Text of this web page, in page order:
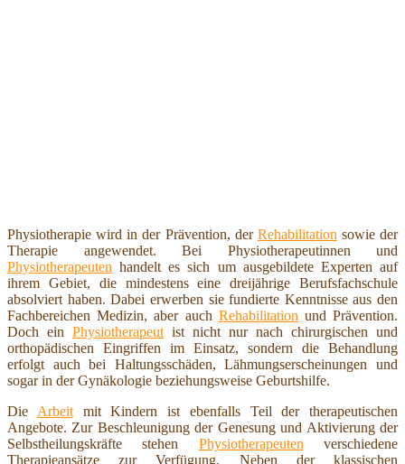
Physiotherapie wird in der Prävention, der Rehabilitation sowie der
Therapie angewendet. Bei Physiotherapeutinnen und
Physiotherapeuten handelt es sich um ausgebildete Experten auf
ihrem Gebiet, die mindestens eine dreijährige Berufsfachschule
absolviert haben. Dabei erwerben sie fundierte Kenntnisse aus den
Fachbereichen Medizin, aber auch Rehabilitation und Prävention.
Doch ein Physiotherapeut ist nicht nur nach chirurgischen und
orthopädischen Eingriffen im Einsatz, sondern die Behandlung
erfolgt auch bei Haltungsschäden, Lähmungserscheinungen und
sogar in der Gynäkologie beziehungsweise Geburtshilfe.
Die Arbeitmit Kindern ist ebenfalls Teil der therapeutischen
Angebote. Zur Beschleunigung der Genesung und Aktivierung der
Selbstheilungskräfte stehen Physiotherapeuten verschiedene
Therapieansätze zur Verfügung. Neben der klassischen